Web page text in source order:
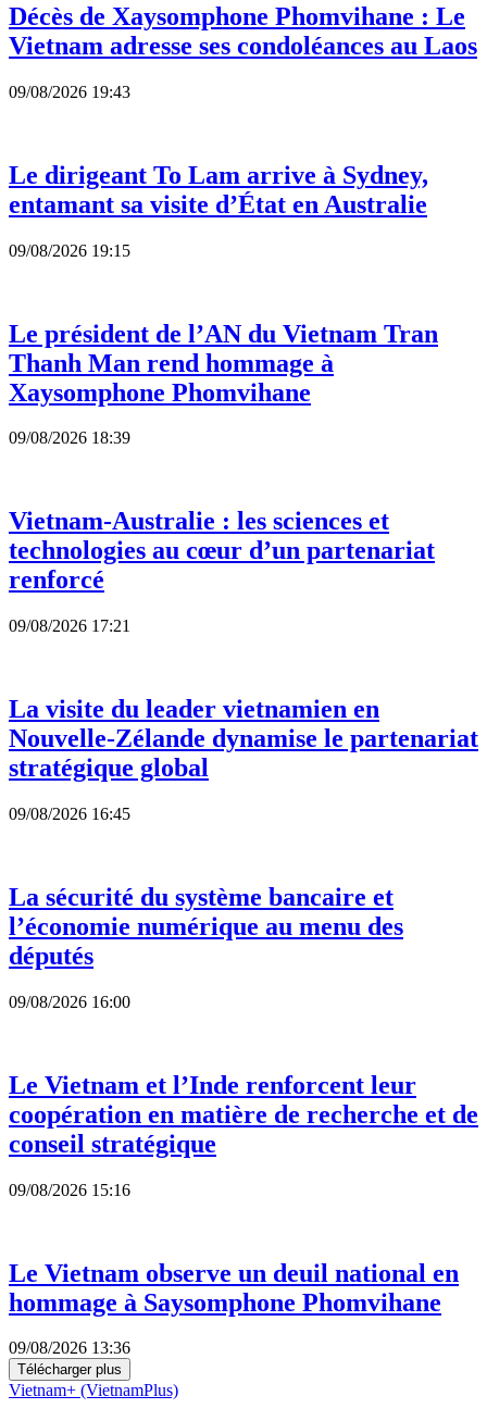
Décès de Xaysomphone Phomvihane : Le
Vietnam adresse ses condoléances au Laos
09/08/2026 19:43
Le dirigeant To Lam arrive à Sydney,
entamant sa visite d’État en Australie
09/08/2026 19:15
Le président de l’AN du Vietnam Tran
Thanh Man rend hommage à
Xaysomphone Phomvihane
09/08/2026 18:39
Vietnam-Australie : les sciences et
technologies au cœur d’un partenariat
renforcé
09/08/2026 17:21
La visite du leader vietnamien en
Nouvelle-Zélande dynamise le partenariat
stratégique global
09/08/2026 16:45
La sécurité du système bancaire et
l’économie numérique au menu des
députés
09/08/2026 16:00
Le Vietnam et l’Inde renforcent leur
coopération en matière de recherche et de
conseil stratégique
09/08/2026 15:16
Le Vietnam observe un deuil national en
hommage à Saysomphone Phomvihane
09/08/2026 13:36
Télécharger plus
Vietnam+ (VietnamPlus)